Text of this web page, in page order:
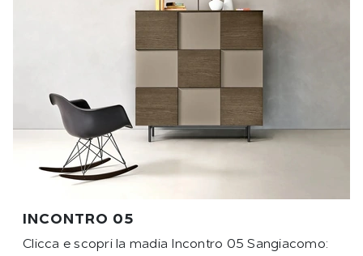
INCONTRO 05
Clicca e scopri la madia Incontro 05 Sangiacomo: